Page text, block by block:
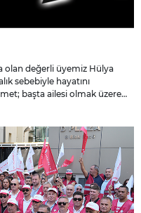
olan değerli üyemiz Hülya
sebebiyle hayatını
başta ailesi olmak üzere